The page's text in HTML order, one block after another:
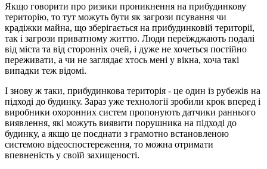
Якщо говорити про ризики проникнення на прибудинкову
територію, то тут можуть бути як загрози псування чи
крадіжки майна, що зберігається на прибудинковій території,
так і загрози приватному життю. Люди переїжджають подалі
від міста та від сторонніх очей, і дуже не хочеться постійно
переживати, а чи не заглядає хтось мені у вікна, хоча такі
випадки теж відомі.
І знову ж таки, прибудинкова територія - це один із рубежів на
підході до будинку. Зараз уже технології зробили крок вперед і
виробники охоронних систем пропонують датчики раннього
виявлення, які можуть виявити порушника на підході до
будинку, а якщо це поєднати з грамотно встановленою
системою відеоспостереження, то можна отримати
впевненість у своїй захищеності.